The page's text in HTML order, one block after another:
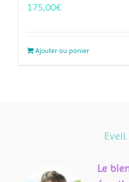
175,00€
Ajouter au panier
Eveil
Le